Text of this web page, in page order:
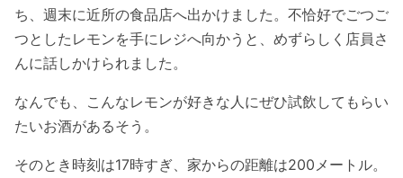
ち、週末に近所の食品店へ出かけました。不恰好でごつご
つとしたレモンを手にレジへ向かうと、めずらしく店員さ
んに話しかけられました。
なんでも、こんなレモンが好きな人にぜひ試飲してもらい
たいお酒があるそう。
そのとき時刻は17時すぎ、家からの距離は200メートル。